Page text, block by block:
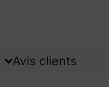
Avis clients